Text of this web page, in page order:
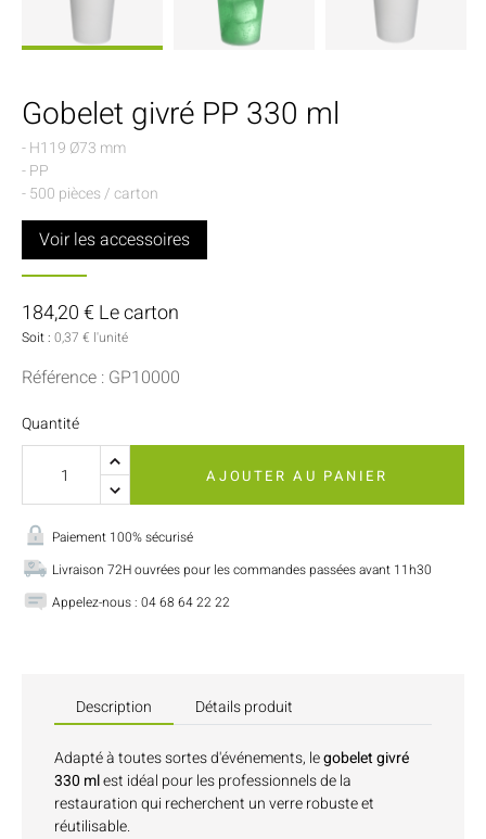
Gobelet givré PP 330 ml
- H119 Ø73 mm
- PP
- 500 pièces / carton
Voir les accessoires
184,20 € Le carton
Soit : 0,37 € l'unité
Référence : GP10000
Quantité
AJOUTER AU PANIER
Paiement 100% sécurisé
Livraison 72H ouvrées pour les commandes passées avant 11h30
Appelez-nous : 04 68 64 22 22
Description Détails produit
Adapté à toutes sortes d'événements, legobelet givré
330 mlest idéal pour les professionnels de la
restauration qui recherchent un verre robuste et
réutilisable.